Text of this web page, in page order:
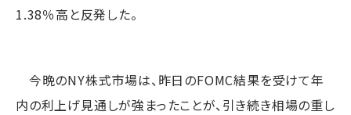
1.38％高と反発した。
今晩のNY株式市場は、昨日のFOMC結果を受けて年
内の利上げ見通しが強まったことが、引き続き相場の重し